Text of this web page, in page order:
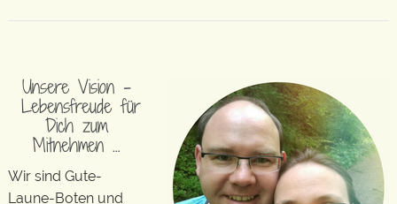
Unsere Vision –
Lebensfreude für
Dich zum
Mitnehmen …
Wir sind Gute-
Laune-Boten und